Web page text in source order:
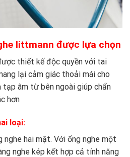
littmann được lựa chọn
thiết kế độc quyền với tai
lại cảm giác thoải mái cho
tạp âm từ bên ngoài giúp chẩn
hơn
loại:
nghe hai mặt. Với ống nghe một
nghe kép kết hợp cả tính năng